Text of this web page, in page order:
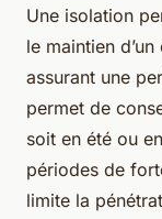
Une isolation
le maintien
assurant une
permet de
soit en été ou
périodes de
limite la